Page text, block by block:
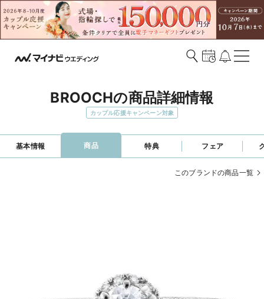
BROOCHの商品詳細情報
カップル応援キャンペーン対象
基本情報 商品 特典 フェア
このブランドの商品一覧